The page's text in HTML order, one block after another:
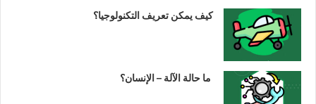
كيف يمكن تعريف التكنولوجيا؟
ما حالة الآلة – الإنسان؟